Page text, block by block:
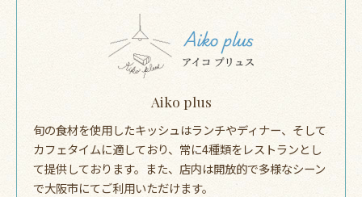
Aiko plus
旬の食材を使用したキッシュはランチやディナー、そして
カフェタイムに適しており、常に4種類をレストランとし
て提供しております。また、店内は開放的で多様なシーン
で大阪市にてご利用いただけます。